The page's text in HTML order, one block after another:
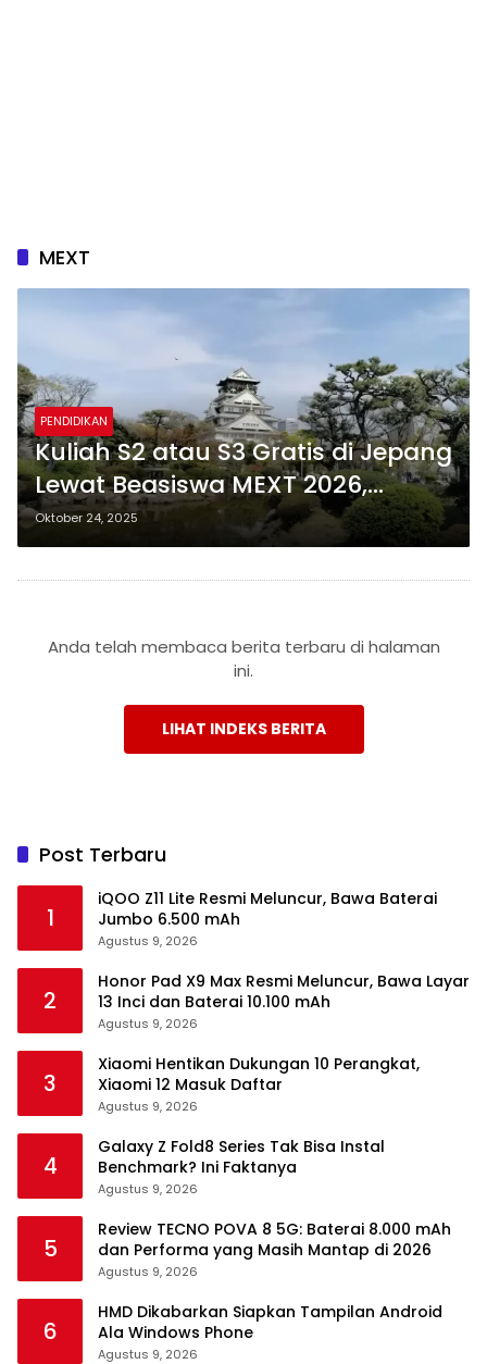
MEXT
PENDIDIKAN
Kuliah S2 atau S3 Gratis di Jepang
Lewat Beasiswa MEXT 2026,
Tunjangan hingga Rp15 Juta per
Bulan!
Oktober 24, 2025
Anda telah membaca berita terbaru di halaman
ini.
LIHAT INDEKS BERITA
Post Terbaru
1
iQOO Z11 Lite Resmi Meluncur, Bawa Baterai
Jumbo 6.500 mAh
Agustus 9, 2026
2
Honor Pad X9 Max Resmi Meluncur, Bawa Layar
13 Inci dan Baterai 10.100 mAh
Agustus 9, 2026
3
Xiaomi Hentikan Dukungan 10 Perangkat,
Xiaomi 12 Masuk Daftar
Agustus 9, 2026
4
Galaxy Z Fold8 Series Tak Bisa Instal
Benchmark? Ini Faktanya
Agustus 9, 2026
5
Review TECNO POVA 8 5G: Baterai 8.000 mAh
dan Performa yang Masih Mantap di 2026
Agustus 9, 2026
6
HMD Dikabarkan Siapkan Tampilan Android
Ala Windows Phone
Agustus 9, 2026